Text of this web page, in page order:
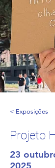
< Exposições
Projeto
23